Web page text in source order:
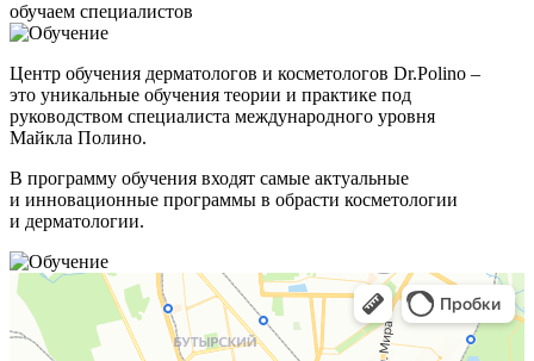
обучаем специалистов
Центр обучения дерматологов и косметологов Dr.Polino –
это уникальные обучения теории и практике под
руководством специалиста международного уровня
Майкла Полино.
В программу обучения входят самые актуальные
и инновационные программы в обрасти косметологии
и дерматологии.